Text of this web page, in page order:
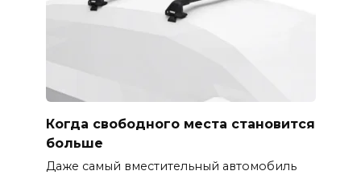
Когда свободного места становится
больше
Даже самый вместительный автомобиль